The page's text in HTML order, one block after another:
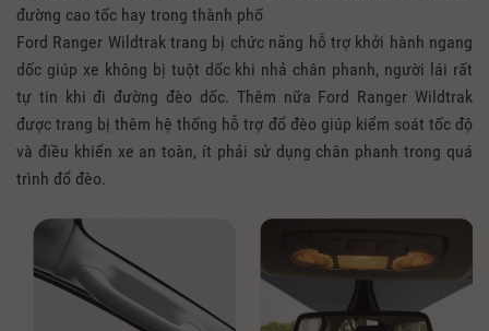
đường cao tốc hay trong thành phố
Ford Ranger Wildtrak trang bị chức năng hỗ trợ khởi hành ngang
dốc giúp xe không bị tuột dốc khi nhả chân phanh, người lái rất
tự tin khi đi đường đèo dốc. Thêm nữa Ford Ranger Wildtrak
được trang bị thêm hệ thống hỗ trợ đổ đèo giúp kiểm soát tốc độ
và điều khiển xe an toàn, ít phải sử dụng chân phanh trong quá
trình đổ đèo.